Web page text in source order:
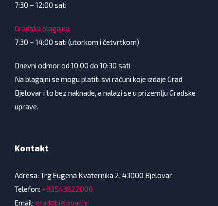
7:30 – 12:00 sati
Gradska blagajna
7:30 – 14:00 sati (utorkom i četvrtkom)
Dnevni odmor od 10:00 do 10:30 sati
Na blagajni se mogu platiti svi računi koje izdaje Grad
Bjelovar i to bez naknade, a nalazi se u prizemlju Gradske
uprave.
Kontakt
Adresa: Trg Eugena Kvaternika 2, 43000 Bjelovar
Telefon: +38543622000
Email: grad@bjelovar.hr